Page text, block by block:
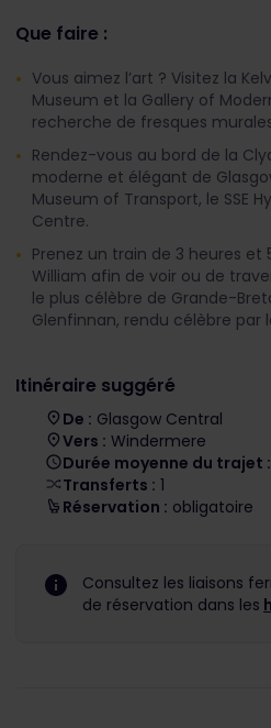
Que faire :
Vous aimez l’art ? Visitez la
Museum et la Gallery of
recherche de fresques
Rendez-vous au bord de la
moderne et élégant de
Museum of Transport, le SSE
Centre.
Prenez un train de 3 heures et
William afin de voir ou de
le plus célèbre de Grande-
Glenfinnan, rendu célèbre par
Itinéraire suggéré
De : Glasgow Central
Vers : Windermere
Durée moyenne du trajet :
Transferts : 1
Réservation : obligatoire
Consultez les liaisons
de réservation dans les